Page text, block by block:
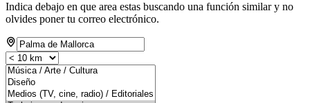
Indica debajo en que area estas buscando una función similar y no
olvides poner tu correo electrónico.